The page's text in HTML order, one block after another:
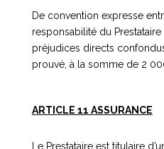
De convention expresse
responsabilité du
préjudices directs
prouvé, à la somme de 2
ARTICLE 11 ASSURANCE
Le Prestataire est titulaire